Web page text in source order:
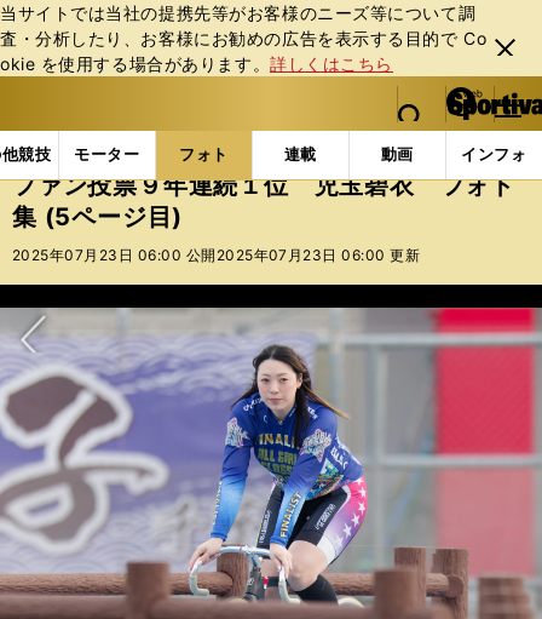
当サイトでは当社の提携先等がお客様のニーズ等について調
査・分析したり、お客様にお勧めの広告を表⽰する⽬的で Co
okie を使⽤する場合があります。詳しくはこちら
閉じ
る
web Sportiva (webスポルティーバ)
検索
マイペ
ー
ジ
メニュ
競技 モーター フォト 連載 動画 インフォ
b
ス
ポ
ル
バ
フォトギャラリー ファン投票９年連続１位 児玉碧
ファン投票９年連続１位 児玉碧衣 フォト
集 (5ページ目)
2025年07月23日 06:00 公開 2025年07月23日 06:00 更新
次へ